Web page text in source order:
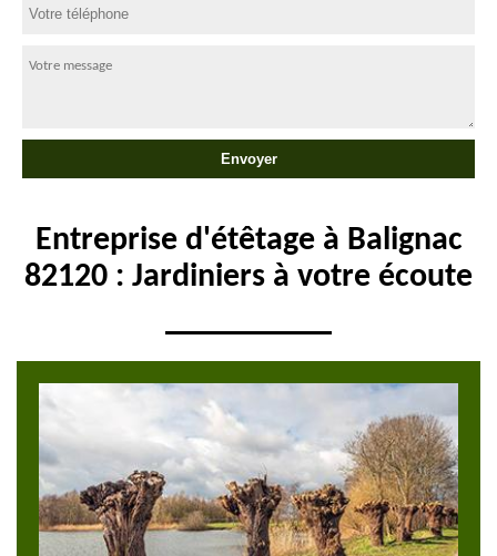
Entreprise d'étêtage à Balignac
82120 : Jardiniers à votre écoute